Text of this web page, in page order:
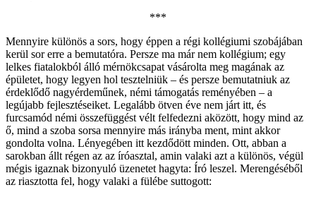
***
Mennyire különös a sors, hogy éppen a régi kollégiumi szobájában
kerül sor erre a bemutatóra. Persze ma már nem kollégium; egy
lelkes fiatalokból álló mérnökcsapat vásárolta meg magának az
épületet, hogy legyen hol tesztelniük – és persze bemutatniuk az
érdeklődő nagyérdeműnek, némi támogatás reményében – a
legújabb fejlesztéseiket. Legalább ötven éve nem járt itt, és
furcsamód némi összefüggést vélt felfedezni aközött, hogy mind az
ő, mind a szoba sorsa mennyire más irányba ment, mint akkor
gondolta volna. Lényegében itt kezdődött minden. Ott, abban a
sarokban állt régen az az íróasztal, amin valaki azt a különös, végül
mégis igaznak bizonyuló üzenetet hagyta: Író leszel. Merengéséből
az riasztotta fel, hogy valaki a fülébe suttogott: